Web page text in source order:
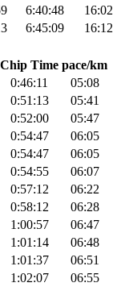
6:40:48 16:02
6:45:09 16:12
Chip Time pace/km
0:46:11
05:08
0:51:13 05:41
0:52:00 05:47
0:54:47 06:05
0:54:47 06:05
0:54:55
06:07
0:57:12 06:22
0:58:12
06:28
1:00:57 06:47
1:01:14 06:48
1:01:37 06:51
1:02:07 06:55